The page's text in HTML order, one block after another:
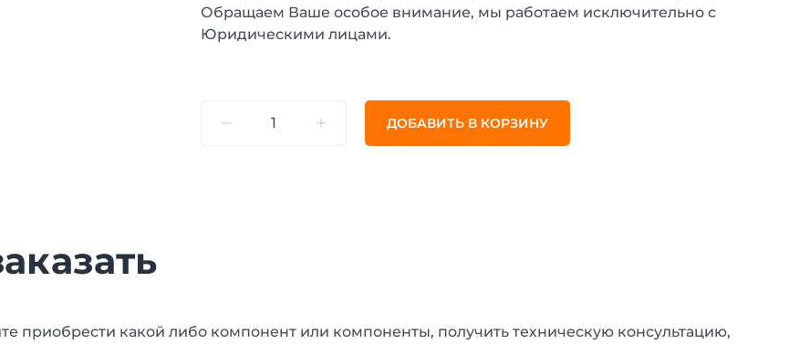
Обращаем Ваше особое внимание, мы работаем исключительно с
Юридическими лицами.
ДОБАВИТЬ В КОРЗИНУ
приобрести какой либо компонент или компоненты, получить техническую консультацию,